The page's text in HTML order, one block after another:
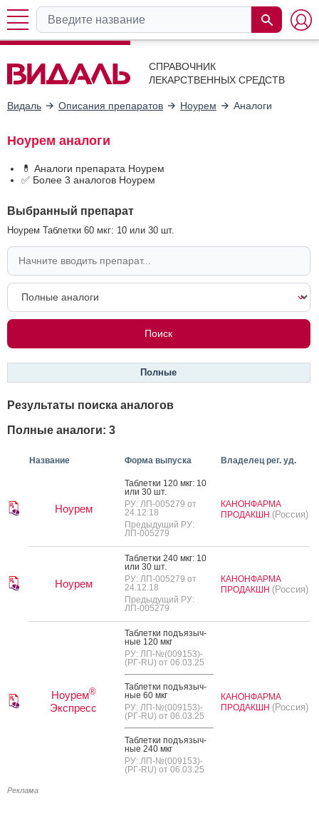
СПРАВОЧНИК
ЛЕКАРСТВЕННЫХ СРЕДСТВ
Видаль Описания препаратов Ноурем Аналоги
Ноурем аналоги
💊 Аналоги препарата Ноурем
✅ Более 3 аналогов Ноурем
Выбранный препарат
Ноурем Таблетки 60 мкг: 10 или 30 шт.
Полные
Результаты поиска аналогов
Полные аналоги: 3
Название Форма выпуска Владелец рег. уд.
Ноурем
Таб­летки 120 мкг: 10
или 30 шт.
РУ: ЛП-005279 от
24.12.18
Предыдущий РУ:
ЛП-005279
КАНОНФАРМА
ПРОДАКШН (Россия)
Ноурем
Таб­летки 240 мкг: 10
или 30 шт.
РУ: ЛП-005279 от
24.12.18
Предыдущий РУ:
ЛП-005279
КАНОНФАРМА
ПРОДАКШН (Россия)
Ноурем®
Экспресс
Таб­летки подъ­языч­
ные 120 мкг
РУ: ЛП-№(009153)-
(РГ-RU) от 06.03.25
Таб­летки подъ­языч­
ные 60 мкг
РУ: ЛП-№(009153)-
(РГ-RU) от 06.03.25
Таб­летки подъ­языч­
ные 240 мкг
РУ: ЛП-№(009153)-
(РГ-RU) от 06.03.25
КАНОНФАРМА
ПРОДАКШН (Россия)
Реклама